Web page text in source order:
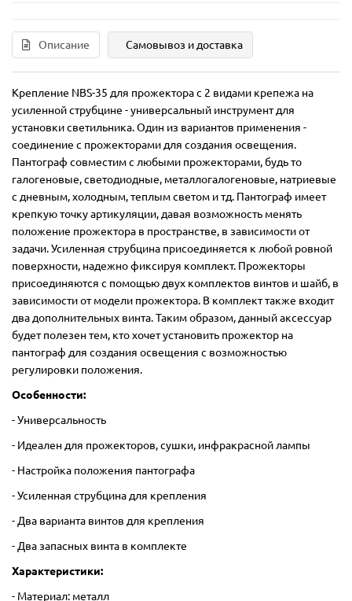
Описание Самовывоз и доставка
Крепление NBS-35 для прожектора с 2 видами крепежа на
усиленной струбцине - универсальный инструмент для
установки светильника. Один из вариантов применения -
соединение с прожекторами для создания освещения.
Пантограф совместим с любыми прожекторами, будь то
галогеновые, светодиодные, металлогалогеновые, натриевые
с дневным, холодным, теплым светом и тд. Пантограф имеет
крепкую точку артикуляции, давая возможность менять
положение прожектора в пространстве, в зависимости от
задачи. Усиленная струбцина присоединяется к любой ровной
поверхности, надежно фиксируя комплект. Прожекторы
присоединяются с помощью двух комплектов винтов и шайб, в
зависимости от модели прожектора. В комплект также входит
два дополнительных винта. Таким образом, данный аксессуар
будет полезен тем, кто хочет установить прожектор на
пантограф для создания освещения с возможностью
регулировки положения.
Особенности:
- Универсальность
- Идеален для прожекторов, сушки, инфракрасной лампы
- Настройка положения пантографа
- Усиленная струбцина для крепления
- Два варианта винтов для крепления
- Два запасных винта в комплекте
Характеристики:
- Материал: металл